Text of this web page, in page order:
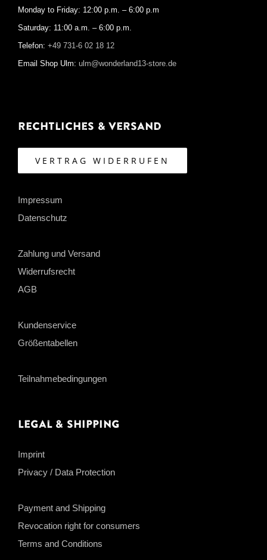
Monday to Friday: 12:00 p.m. – 6:00 p.m
Saturday: 11:00 a.m. – 6:00 p.m.
Telefon: +49 731-6 02 18 12
Email Shop Ulm: ulm@wonderland13-store.de
Rechtliches & Versand
VERTRAG WIDERRUFEN
Impressum
Datenschutz
Zahlung und Versand
Widerrufsrecht
AGB
Kundenservice
Größentabellen
Teilnahmebedingungen
Legal & Shipping
Imprint
Privacy / Data Protection
Payment and Shipping
Revocation right for consumers
Terms and Conditions